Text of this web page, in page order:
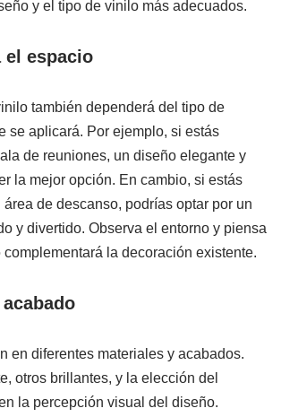
y el tipo de vinilo más adecuados.
el espacio
también dependerá del tipo de
se aplicará. Por ejemplo, si estás
de reuniones, un diseño elegante y
la mejor opción. En cambio, si estás
de descanso, podrías optar por un
y divertido. Observa el entorno y piensa
la decoración existente.
en diferentes materiales y acabados.
otros brillantes, y la elección del
la percepción visual del diseño.